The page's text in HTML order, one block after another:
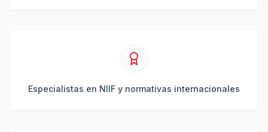
Especialistas en NIIF y normativas internacionales